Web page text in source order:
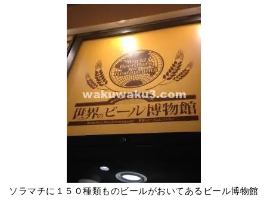
ソラマチに１５０種類ものビールがおいてあるビール博物館